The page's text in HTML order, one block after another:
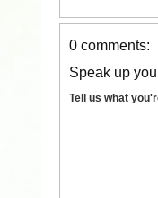
0 comments:
Speak up
Tell us what